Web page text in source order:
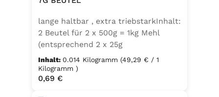
lange haltbar , extra triebstarkInhalt:
2 Beutel für 2 x 500g = 1kg Mehl
(entsprechend 2 x 25g
Frischhefe)Zutaten: Trockenbackhefe
, Emulgator E491 (Unter
Schutzatmosphäre verpackt)
Inhalt: 0.014 Kilogramm (49,29 € / 1
Kilogramm )
Regulärer Preis:
0,69 €